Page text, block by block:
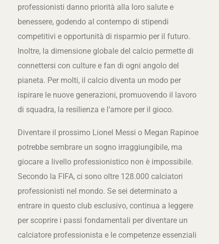
professionisti danno priorità alla loro salute e
benessere, godendo al contempo di stipendi
competitivi e opportunità di risparmio per il futuro.
Inoltre, la dimensione globale del calcio permette di
connettersi con culture e fan di ogni angolo del
pianeta. Per molti, il calcio diventa un modo per
ispirare le nuove generazioni, promuovendo il lavoro
di squadra, la resilienza e l’amore per il gioco.
Diventare il prossimo Lionel Messi o Megan Rapinoe
potrebbe sembrare un sogno irraggiungibile, ma
giocare a livello professionistico non è impossibile.
Secondo la FIFA, ci sono oltre 128.000 calciatori
professionisti nel mondo. Se sei determinato a
entrare in questo club esclusivo, continua a leggere
per scoprire i passi fondamentali per diventare un
calciatore professionista e le competenze essenziali